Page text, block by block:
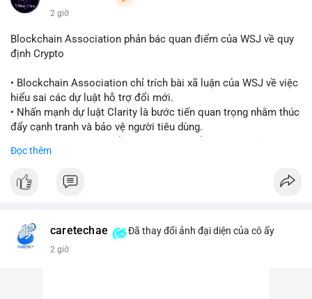
động.
#binancesquare #cryptonews #blockchain #regulation
#custody
$btc $eth
#vlikevn #titanbot
📰 Nguồn: Cointelegraph
2 giờ
Blockchain Association phản bác quan điểm của WSJ về quy
định Crypto
• Blockchain Association chỉ trích bài xã luận của WSJ về việc
hiểu sai các dự luật hỗ trợ đổi mới.
• Nhấn mạnh dự luật Clarity là bước tiến quan trọng nhằm thúc
đẩy cạnh tranh và bảo vệ người tiêu dùng.
tài sản số.
#blockchain #cryptonews
#vlikevn #titanbot
Đọc thêm
caretechae Đã thay đổi ảnh đại diện của cô ấy
2 giờ